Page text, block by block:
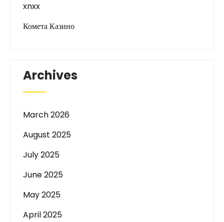
xnxx
Комета Казино
Archives
March 2026
August 2025
July 2025
June 2025
May 2025
April 2025